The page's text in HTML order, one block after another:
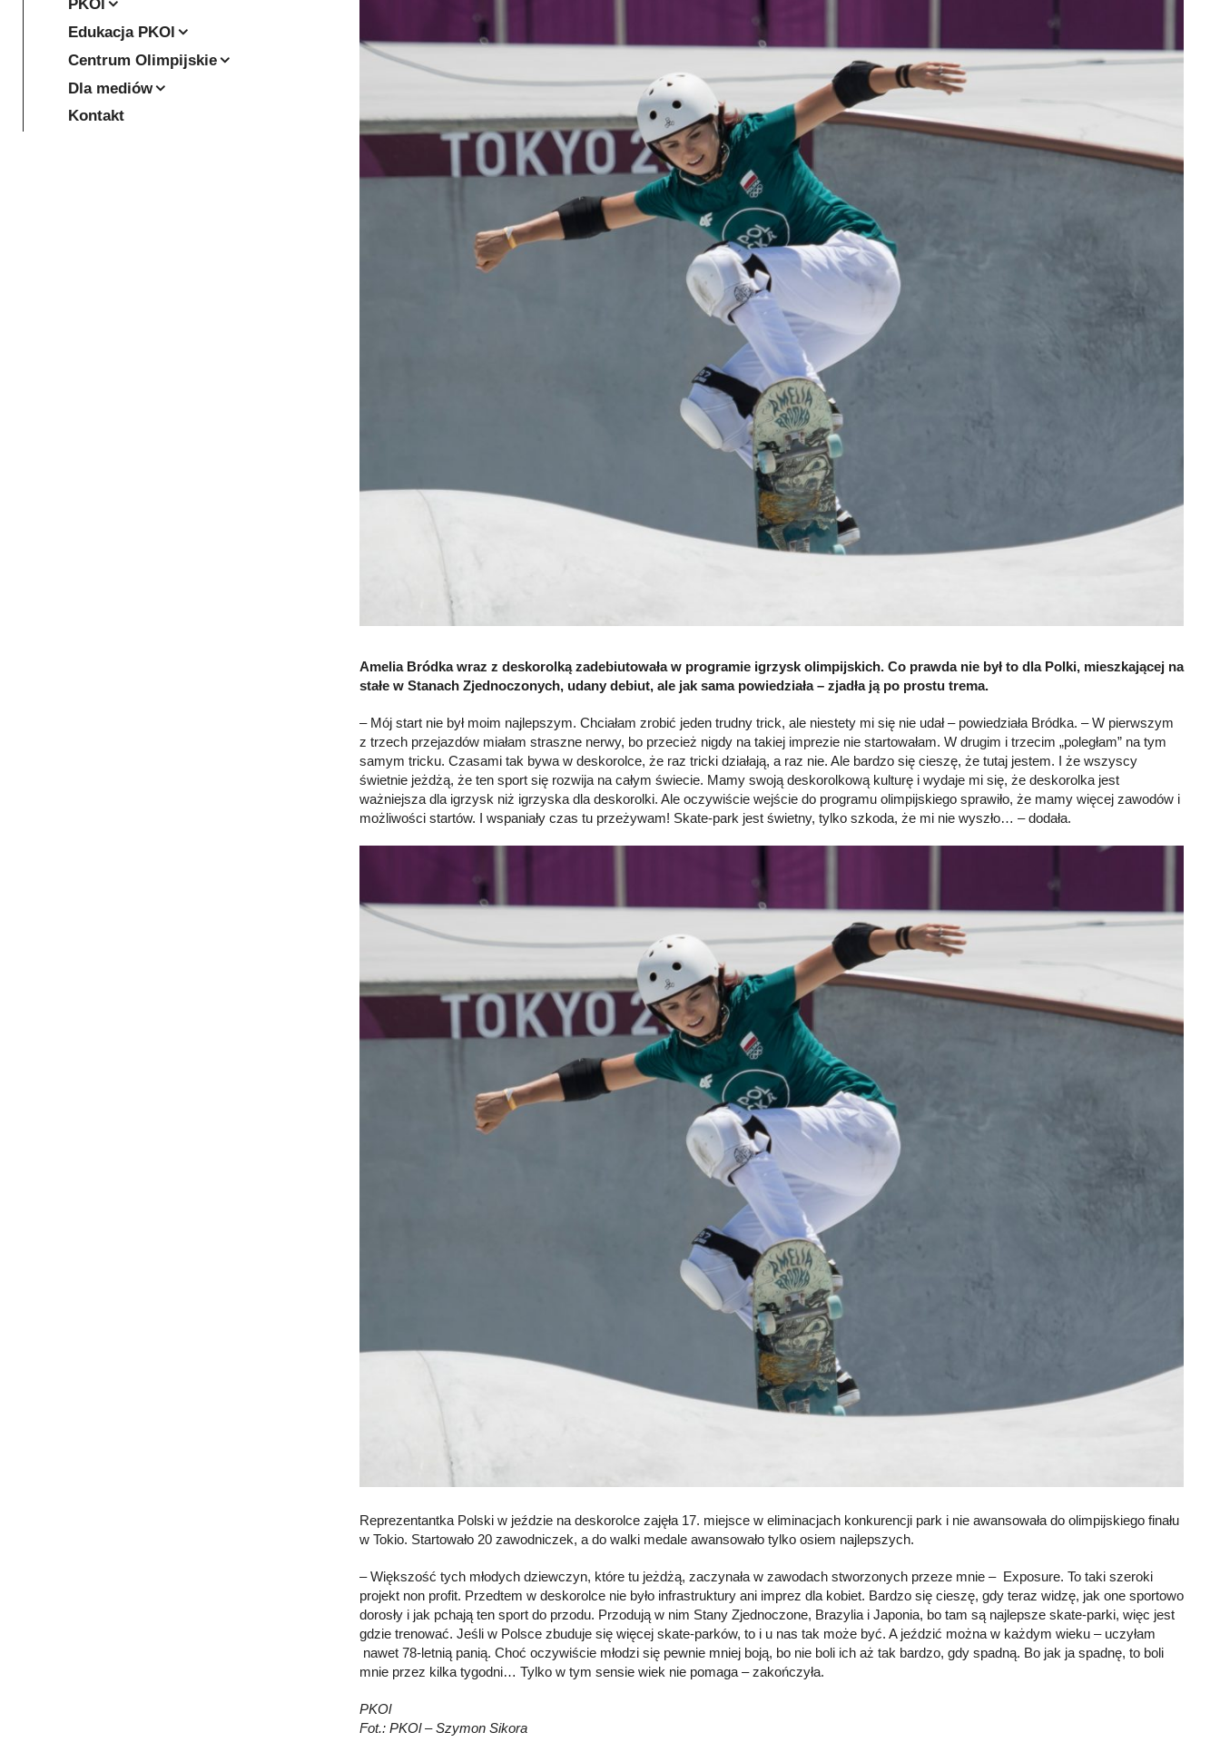
Amelia Bródka wraz z deskorolką zadebiutowała w programie igrzysk olimpijskich. Co prawda nie był to dla Polki, mieszkającej na
stałe w Stanach Zjednoczonych, udany debiut, ale jak sama powiedziała – zjadła ją po prostu trema.
– Mój start nie był moim najlepszym. Chciałam zrobić jeden trudny trick, ale niestety mi się nie udał – powiedziała Bródka. – W pierwszym
z trzech przejazdów miałam straszne nerwy, bo przecież nigdy na takiej imprezie nie startowałam. W drugim i trzecim „poległam” na tym
samym tricku. Czasami tak bywa w deskorolce, że raz tricki działają, a raz nie. Ale bardzo się cieszę, że tutaj jestem. I że wszyscy
świetnie jeżdżą, że ten sport się rozwija na całym świecie. Mamy swoją deskorolkową kulturę i wydaje mi się, że deskorolka jest
ważniejsza dla igrzysk niż igrzyska dla deskorolki. Ale oczywiście wejście do programu olimpijskiego sprawiło, że mamy więcej zawodów i
możliwości startów. I wspaniały czas tu przeżywam! Skate-park jest świetny, tylko szkoda, że mi nie wyszło… – dodała.
Reprezentantka Polski w jeździe na deskorolce zajęła 17. miejsce w eliminacjach konkurencji park i nie awansowała do olimpijskiego finału
w Tokio. Startowało 20 zawodniczek, a do walki medale awansowało tylko osiem najlepszych.
– Większość tych młodych dziewczyn, które tu jeżdżą, zaczynała w zawodach stworzonych przeze mnie – Exposure. To taki szeroki
projekt non profit. Przedtem w deskorolce nie było infrastruktury ani imprez dla kobiet. Bardzo się cieszę, gdy teraz widzę, jak one sportowo
dorosły i jak pchają ten sport do przodu. Przodują w nim Stany Zjednoczone, Brazylia i Japonia, bo tam są najlepsze skate-parki, więc jest
gdzie trenować. Jeśli w Polsce zbuduje się więcej skate-parków, to i u nas tak może być. A jeździć można w każdym wieku – uczyłam
nawet 78-letnią panią. Choć oczywiście młodzi się pewnie mniej boją, bo nie boli ich aż tak bardzo, gdy spadną. Bo jak ja spadnę, to boli
mnie przez kilka tygodni… Tylko w tym sensie wiek nie pomaga – zakończyła.
PKOl
Fot.: PKOl – Szymon Sikora
PKOl
Edukacja PKOl
Centrum Olimpijskie
Dla mediów
Kontakt